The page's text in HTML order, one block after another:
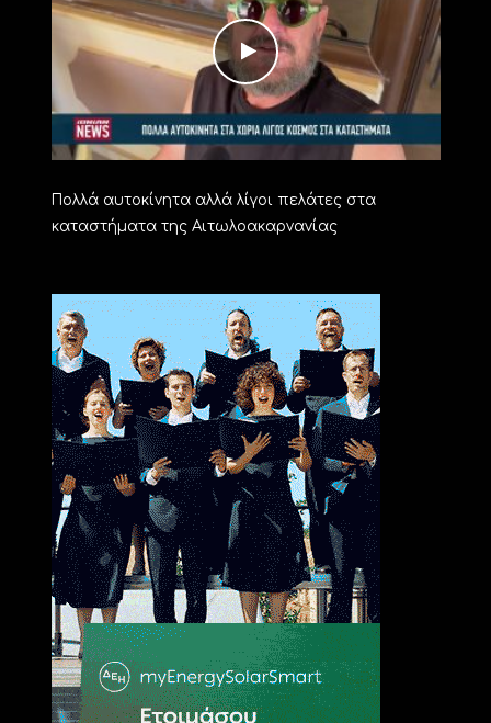
Πολλά αυτοκίνητα αλλά λίγοι πελάτες στα
καταστήματα της Αιτωλοακαρνανίας